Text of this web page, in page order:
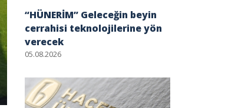
“HÜNERİM” Geleceğin beyin
cerrahisi teknolojilerine yön
verecek
05.08.2026